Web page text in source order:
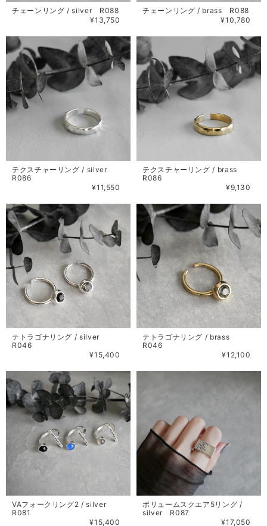
チェーンリング / silver R088
¥13,750
チェーンリング / brass R088
¥10,780
テクスチャーリング / silver
R086
¥11,550
テクスチャーリング / brass
R086
¥9,130
テトラゴナリング / silver
R046
¥15,400
テトラゴナリング / brass
R046
¥12,100
VAフォークリング2 / silver
R081
¥15,400
ボリュームスクエア5リング /
silver R087
¥17,050